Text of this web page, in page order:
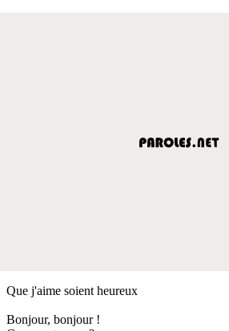
Que j'aime soient heureux
Bonjour, bonjour !